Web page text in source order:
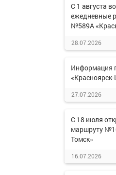
С 1 августа
ежедневные
№589А
28.07.2026
Информация
27.07.2026
С 18 июля
маршруту
Томск»
16.07.2026